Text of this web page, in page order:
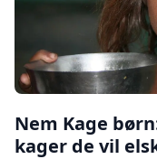
Nem Kage
kager de vil